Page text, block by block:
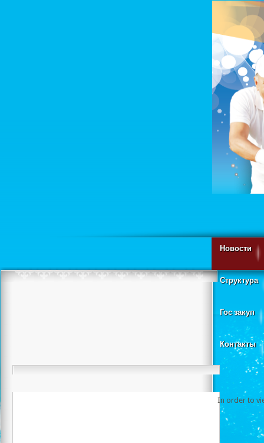
Новости
Структура
Гос закуп
Контакты
In order to